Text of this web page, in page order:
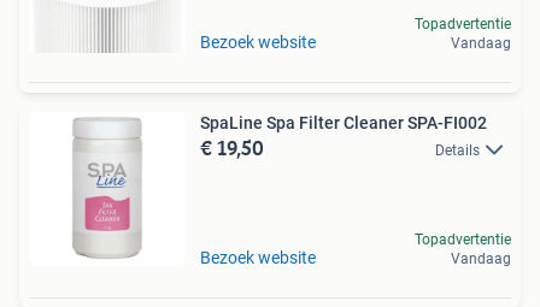
Bezoek website
Topadvertentie
Vandaag
SpaLine Spa Filter Cleaner SPA-FI002
€ 19,50 Details
Bezoek website
Topadvertentie
Vandaag